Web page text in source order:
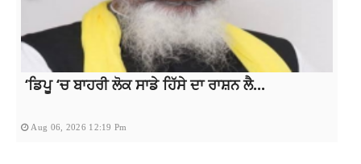
‘ਡਿਪੂ ‘ਚ ਬਾਹਰੀ ਲੋਕ ਸਾਡੇ ਹਿੱਸੇ ਦਾ ਰਾਸ਼ਨ ਲੈ...
Aug 06, 2026 12:19 Pm